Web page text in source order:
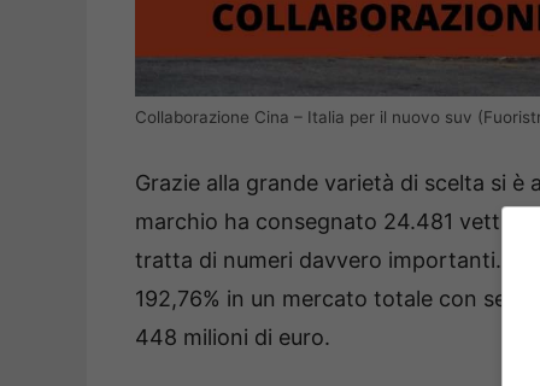
Collaborazione Cina – Italia per il nuovo suv
Grazie alla grande varietà di scelta si è
marchio ha consegnato 24.481 vetture
tratta di numeri davvero importanti.
192,76% in un mercato totale con
448 milioni di euro.